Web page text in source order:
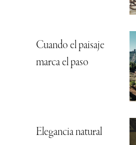
Cuando el paisaje
marca el paso
Elegancia natural